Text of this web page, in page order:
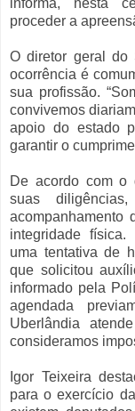
proceder a
O diretor geral do
ocorrência é
sua profissão.
convivemos
apoio do estado
garantir o
De acordo com o
suas
acompanhamento
integridade física.
uma tentativa de
que solicitou
informado pela
agendada
Uberlândia
consideramos
Igor Teixeira
para o exercício